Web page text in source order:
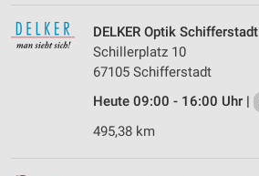
DELKER Optik Schifferstadt
Schillerplatz 10
67105 Schifferstadt
Heute 09:00 - 16:00 Uhr |
495,38 km